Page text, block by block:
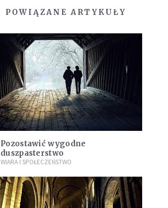
POWIĄZANE ARTYKUŁY
Pozostawić wygodne
duszpasterstwo
WIARA I SPOŁECZEŃSTWO